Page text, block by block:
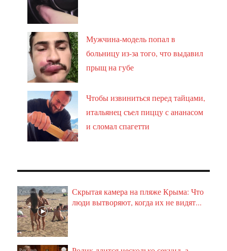
Мужчина-модель попал в
больницу из-за того, что выдавил
прыщ на губе
Чтобы извиниться перед тайцами,
итальянец съел пиццу с ананасом
и сломал спагетти
i
Скрытая камера на пляже Крыма: Что
люди вытворяют, когда их не видят...
i